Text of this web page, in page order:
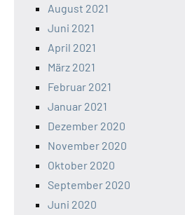
August 2021
Juni 2021
April 2021
März 2021
Februar 2021
Januar 2021
Dezember 2020
November 2020
Oktober 2020
September 2020
Juni 2020